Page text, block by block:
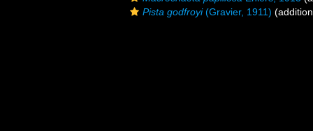
Pista godfroyi(Gravier, 1911)